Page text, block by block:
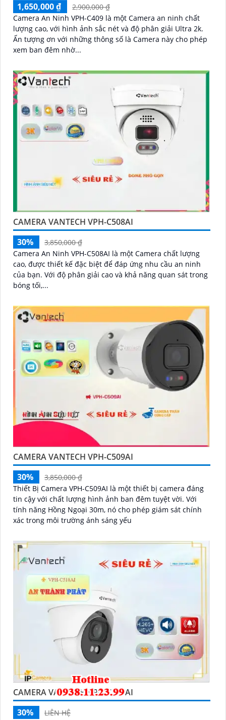
1,650,000 ₫
2,900,000 ₫
Camera An Ninh VPH-C409 là một Camera an ninh chất
lượng cao, với hình ảnh sắc nét và độ phân giải Ultra 2k.
Ấn tượng ơn với những thông số là Camera này cho phép
xem ban đêm nhờ...
CAMERA VANTECH VPH-C508AI
30%
3,850,000 ₫
Camera An Ninh VPH-C508AI là một Camera chất lượng
cao, được thiết kế đặc biệt để đáp ứng nhu cầu an ninh
của bạn. Với độ phân giải cao và khả năng quan sát trong
bóng tối,...
CAMERA VANTECH VPH-C509AI
30%
3,850,000 ₫
Thiết Bị Camera VPH-C509AI là một thiết bị camera đáng
tin cậy với chất lượng hình ảnh ban đêm tuyệt vời. Với
tính năng Hồng Ngoại 30m, nó cho phép giám sát chính
xác trong môi trường ánh sáng yếu
CAMERA VANTECH VPH-C518AI
30%
LIÊN HỆ